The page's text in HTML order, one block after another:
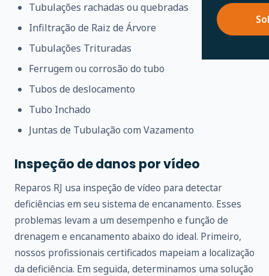
Tubulações rachadas ou quebradas
Infiltração de Raiz de Árvore
Tubulações Trituradas
Ferrugem ou corrosão do tubo
Tubos de deslocamento
Tubo Inchado
Juntas de Tubulação com Vazamento
Inspeção de danos por vídeo
Reparos RJ usa inspeção de vídeo para detectar
deficiências em seu sistema de encanamento. Esses
problemas levam a um desempenho e função de
drenagem e encanamento abaixo do ideal. Primeiro,
nossos profissionais certificados mapeiam a localização
da deficiência. Em seguida, determinamos uma solução